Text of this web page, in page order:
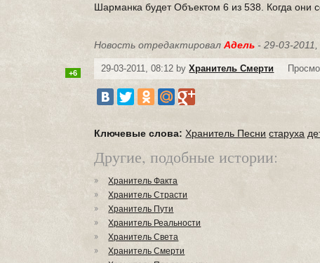
Шарманка будет Объектом 6 из 538. Когда они
Новость отредактировалАдель - 29-03-
29-03-2011, 08:12 byХранитель Смерти
+6
Ключевые слова: Хранитель Песни старуха
Другие, подобные истории:
Хранитель Факта
Хранитель Страсти
Хранитель Пути
Хранитель Реальности
Хранитель Света
Хранитель Смерти